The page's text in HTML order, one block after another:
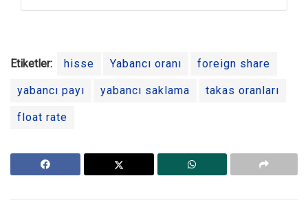
Etiketler: hisse Yabancı oranı foreign share
yabancı payı yabancı saklama takas oranları
float rate